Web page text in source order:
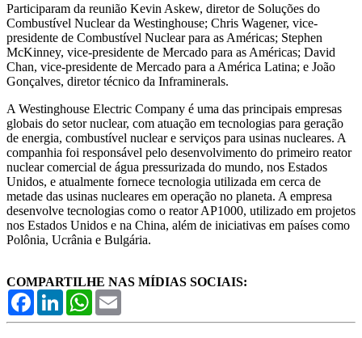
Participaram da reunião Kevin Askew, diretor de Soluções do
Combustível Nuclear da Westinghouse; Chris Wagener, vice-
presidente de Combustível Nuclear para as Américas; Stephen
McKinney, vice-presidente de Mercado para as Américas; David
Chan, vice-presidente de Mercado para a América Latina; e João
Gonçalves, diretor técnico da Inframinerals.
A Westinghouse Electric Company é uma das principais empresas
globais do setor nuclear, com atuação em tecnologias para geração
de energia, combustível nuclear e serviços para usinas nucleares. A
companhia foi responsável pelo desenvolvimento do primeiro reator
nuclear comercial de água pressurizada do mundo, nos Estados
Unidos, e atualmente fornece tecnologia utilizada em cerca de
metade das usinas nucleares em operação no planeta. A empresa
desenvolve tecnologias como o reator AP1000, utilizado em projetos
nos Estados Unidos e na China, além de iniciativas em países como
Polônia, Ucrânia e Bulgária.
COMPARTILHE NAS MÍDIAS SOCIAIS:
FacebookLinkedInWhatsApp